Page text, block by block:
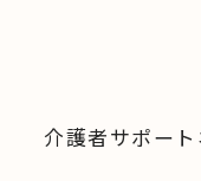
介護者サポー